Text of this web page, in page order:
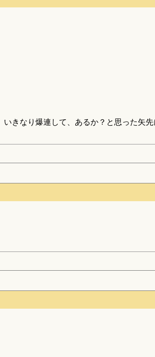
きなり爆連して、あるか？と思った矢